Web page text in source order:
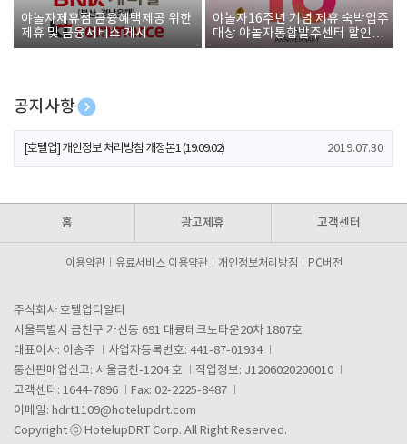
야놀자제휴점 금융혜택제공 위한
제휴 및 금융서비스 게시
야놀자16주년 기념 제휴 숙박업주
대상 야놀자통합발주센터 할인쿠
폰 증정
공지사항
[호텔업] 개인정보 처리방침 개정본2 (19.09.02)
[호텔업] 개인정보 처리방침 개정본1 (19.09.02) 2019.07.30
홈 광고제휴 고객센터
이용약관 유료서비스 이용약관 개인정보처리방침 PC버전
주식회사 호텔업디알티
서울특별시 금천구 가산동 691 대륭테크노타운20차 1807호
대표이사: 이송주
사업자등록번호: 441-87-01934
통신판매업신고: 서울금천-1204 호
직업정보: J1206020200010
고객센터: 1644-7896
Fax: 02-2225-8487
이메일: hdrt1109@hotelupdrt.com
Copyright ⓒ HotelupDRT Corp. All Right Reserved.